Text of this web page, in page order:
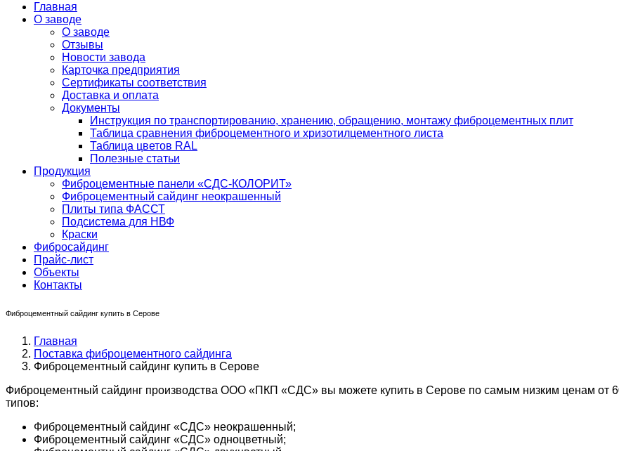
Главная
О заводе
О заводе
Отзывы
Новости завода
Карточка предприятия
Сертификаты соответствия
Доставка и оплата
Документы
Инструкция по транспортированию, хранению, обращению, монтажу фиброцементных плит
Таблица сравнения фиброцементного и хризотилцементного листа
Таблица цветов RAL
Полезные статьи
Продукция
Фиброцементные панели «СДС-КОЛОРИТ»
Фиброцементный сайдинг неокрашенный
Плиты типа ФАССТ
Подсистема для НВФ
Краски
Фибросайдинг
Прайс-лист
Объекты
Контакты
Фиброцементный сайдинг купить в Серове
Главная
Поставка фиброцементного сайдинга
Фиброцементный сайдинг купить в Серове
Фиброцементный сайдинг производства ООО «ПКП «СДС» вы можете купить в Серове по самым низким ценам от
типов:
Фиброцементный сайдинг «СДС» неокрашенный;
Фиброцементный сайдинг «СДС» одноцветный;